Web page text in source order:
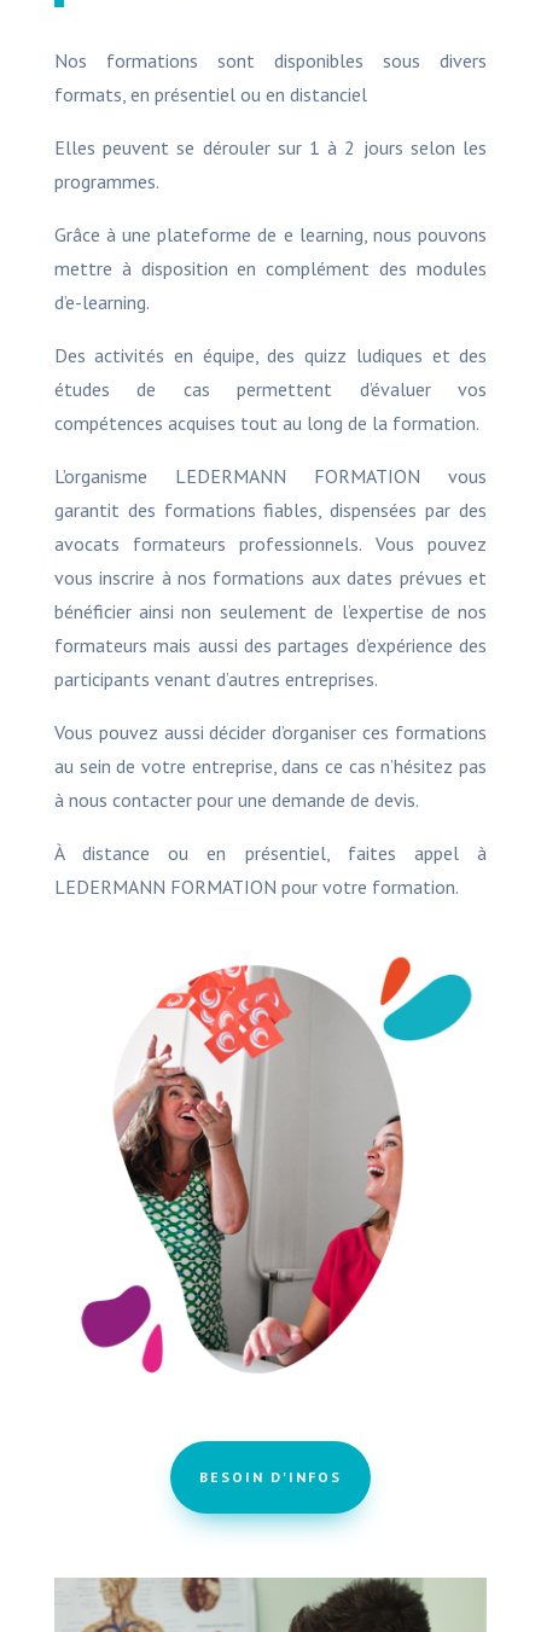
Nos formations sont disponibles sous divers
formats, en présentiel ou en distanciel
Elles peuvent se dérouler sur 1 à 2 jours selon les
programmes.
Grâce à une plateforme de e learning, nous pouvons
mettre à disposition en complément des modules
d’e-learning.
Des activités en équipe, des quizz ludiques et des
études de cas permettent d’évaluer vos
compétences acquises tout au long de la formation.
L’organisme LEDERMANN FORMATION vous
garantit des formations fiables, dispensées par des
avocats formateurs professionnels. Vous pouvez
vous inscrire à nos formations aux dates prévues et
bénéficier ainsi non seulement de l’expertise de nos
formateurs mais aussi des partages d’expérience des
participants venant d’autres entreprises.
Vous pouvez aussi décider d’organiser ces formations
au sein de votre entreprise, dans ce cas n’hésitez pas
à nous contacter pour une demande de devis.
À distance ou en présentiel, faites appel à
LEDERMANN FORMATION pour votre formation.
BESOIN D'INFOS